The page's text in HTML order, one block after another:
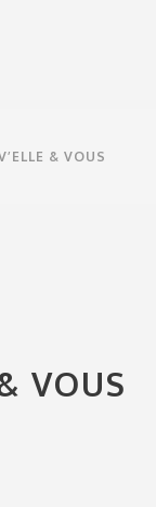
& VOUS
VOUS